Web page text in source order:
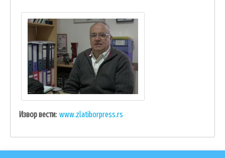
Извор вести www.zlatiborpress.rs